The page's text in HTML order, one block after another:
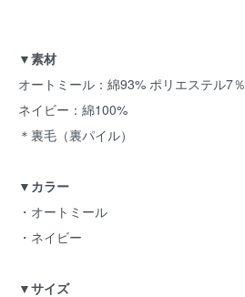
▼素材
オートミール：綿93% ポリエステル7％
ネイビー：綿100%
＊裏毛（裏パイル）
▼カラー
・オートミール
・ネイビー
▼サイズ